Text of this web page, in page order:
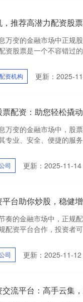
推荐高潜力配资股
万变的金融市场中正规
资股票是一个不容错过
资机构 更新：2025-
配资：助您轻松撬
万变的金融市场中，股
专业、安全、便捷的服
司 更新：2025-11-14
平台助你炒股，稳健
奏的金融市场中，正规
配资平台合作，投资者
司 更新：2025-11-12
流平台：高手云集